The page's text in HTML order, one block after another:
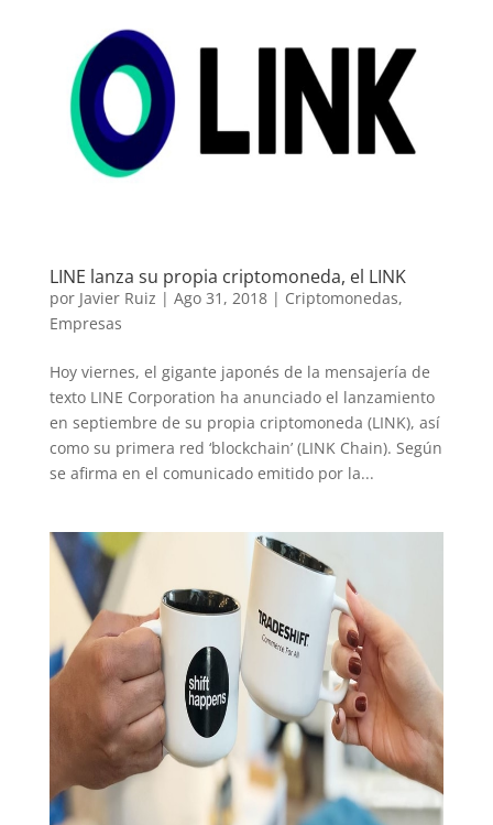
LINE lanza su propia criptomoneda, el LINK
por Javier Ruiz | Ago 31, 2018| Criptomonedas,
Empresas
Hoy viernes, el gigante japonés de la mensajería de
texto LINE Corporation ha anunciado el lanzamiento
en septiembre de su propia criptomoneda (LINK), así
como su primera red ‘blockchain’ (LINK Chain). Según
se afirma en el comunicado emitido por la...